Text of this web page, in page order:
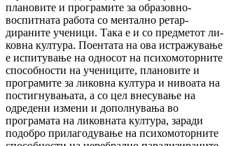
плановите и програмите за образовно-
воспитната работа со ментално ре­тар­
дираните ученици. Така е и со предметот ли­
ковна култура. Поентата на ова истражување
е испитување на односот на психомоторните
спо­собности на учениците, плановите и
програ­ми­те за ликовна култура и нивоата на
постигну­ва­ња­та, а со цел внесување на
одредени измени и до­полнувања во
програмата на ликовната кул­тура, заради
подобро прилагодување на пси­х­о­мо­тор­ни­те